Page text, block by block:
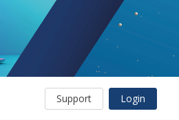
Support Login